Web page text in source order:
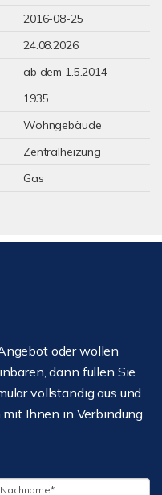
2016-08-25
24.08.2026
ab dem 1.5.2014
1935
Wohngebäude
Zentralheizung
Gas
oder wollen
dann füllen Sie
vollständig aus und
Ihnen in Verbindung.